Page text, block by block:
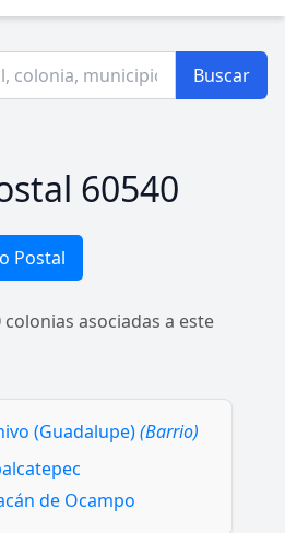
Buscar
60540
Postal
colonias asociadas a este
(Guadalupe)(Barrio)
de Ocampo